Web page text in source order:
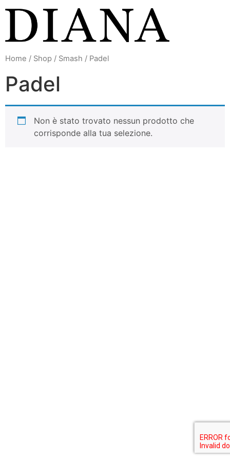
contenuto
Home / Shop / Smash / Padel
Padel
Non è stato trovato nessun prodotto che
corrisponde alla tua selezione.